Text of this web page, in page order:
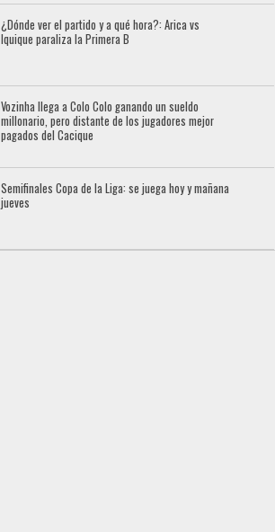
¿Dónde ver el partido y a qué hora?: Arica vs
Iquique paraliza la Primera B
Vozinha llega a Colo Colo ganando un sueldo
millonario, pero distante de los jugadores mejor
pagados del Cacique
Semifinales Copa de la Liga: se juega hoy y mañana
jueves